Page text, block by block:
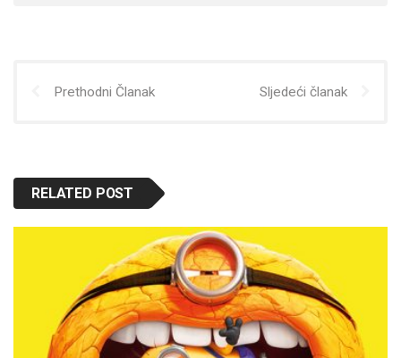
Prethodni Članak Sljedeći članak
RELATED POST